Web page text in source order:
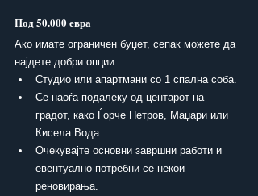
Под 50.000 евра
Ако имате ограничен буџет, сепак можете да
најдете добри опции:
Студио или апартмани со 1 спална соба.
Се наоѓа подалеку од центарот на
градот, како Ѓорче Петров, Маџари или
Кисела Вода.
Очекувајте основни завршни работи и
евентуално потребни се некои
реновирања.